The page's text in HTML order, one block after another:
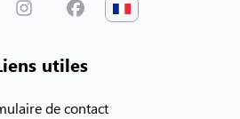
utiles
de contact